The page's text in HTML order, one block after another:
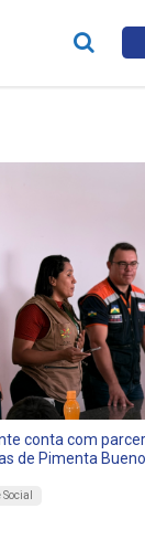
conta com
de Pimenta Bueno